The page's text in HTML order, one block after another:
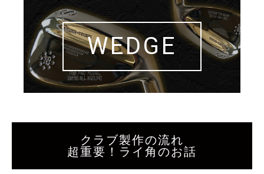
WEDGE
クラブ製作の流れ
超重要！ライ角のお話